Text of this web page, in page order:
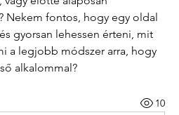
Nekem fontos, hogy egy oldal
gyorsan lehessen érteni, mit
a legjobb módszer arra, hogy
alkalommal?
10